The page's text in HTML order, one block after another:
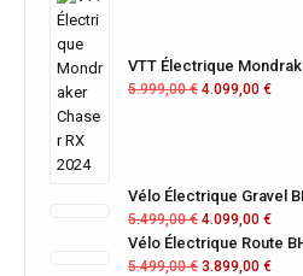
VTT Électrique
5.999,00€ 4.099,00 €
Vélo Électrique Gravel
5.499,00€ 4.099,00 €
Vélo Électrique Route
5.499,00€ 3.899,00 €